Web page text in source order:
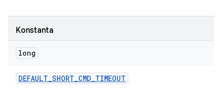
Konstanta
long
DEFAULT_SHORT_CMD_TIMEOUT